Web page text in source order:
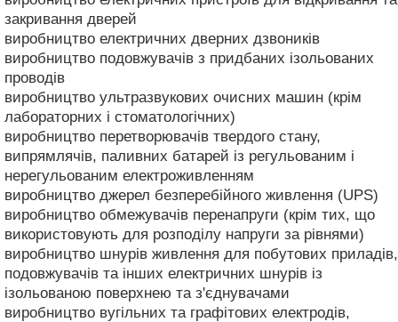
закривання дверей
виробництво електричних дверних дзвоників
виробництво подовжувачів з придбаних ізольованих
проводів
виробництво ультразвукових очисних машин (крім
лабораторних і стоматологічних)
виробництво перетворювачів твердого стану,
випрямлячів, паливних батарей із регульованим і
нерегульованим електроживленням
виробництво джерел безперебійного живлення (UPS)
виробництво обмежувачів перенапруги (крім тих, що
використовують для розподілу напруги за рівнями)
виробництво шнурів живлення для побутових приладів,
подовжувачів та інших електричних шнурів із
ізольованою поверхнею та з'єднувачами
виробництво вугільних та графітових електродів,